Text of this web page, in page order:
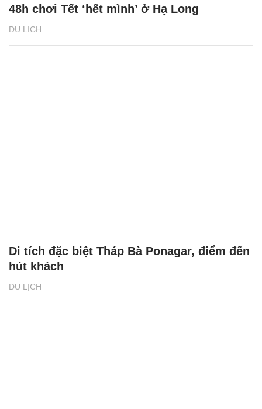
DU LỊCH
48h chơi Tết ‘hết mình’ ở Hạ Long
DU LỊCH
Di tích đặc biệt Tháp Bà Ponagar, điểm đến
hút khách